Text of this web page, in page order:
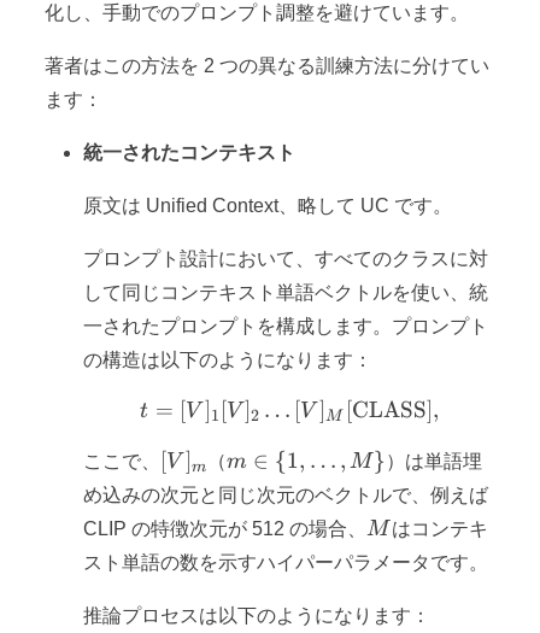
化し、手動でのプロンプト調整を避けています。
著者はこの方法を 2 つの異なる訓練方法に分けてい
ます：
統一されたコンテキスト
原文は Unified Context、略して UC です。
プロンプト設計において、すべてのクラスに対
して同じコンテキスト単語ベクトルを使い、統
一されたプロンプトを構成します。プロンプト
の構造は以下のようになります：
t = [V]_1 [V]_2 \dots
t = [V ]1 [V ]2 … [V ]M [CLASS],
ここで、 [V]_m
[V ]m （m \in
\{1,
\dots,
M\}
m ∈ {1, … , M}）は単語埋
め込みの次元と同じ次元のベクトルで、例えば
CLIP の特徴次元が 512 の場合、
M
M はコンテキ
スト単語の数を示すハイパーパラメータです。
推論プロセスは以下のようになります：